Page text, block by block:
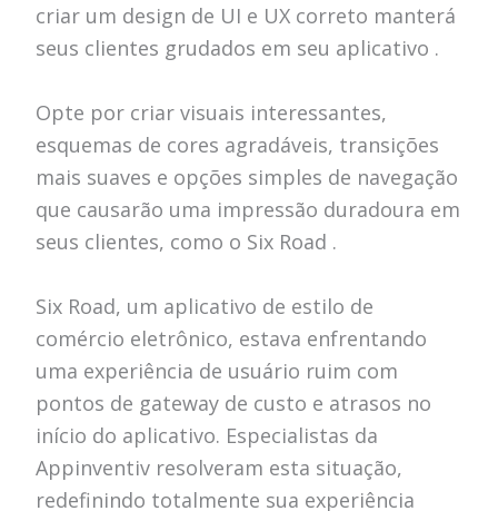
criar um design de UI e UX correto manterá
seus clientes grudados em seu aplicativo .
Opte por criar visuais interessantes,
esquemas de cores agradáveis, transições
mais suaves e opções simples de navegação
que causarão uma impressão duradoura em
seus clientes, como o Six Road .
Six Road, um aplicativo de estilo de
comércio eletrônico, estava enfrentando
uma experiência de usuário ruim com
pontos de gateway de custo e atrasos no
início do aplicativo. Especialistas da
Appinventiv resolveram esta situação,
redefinindo totalmente sua experiência